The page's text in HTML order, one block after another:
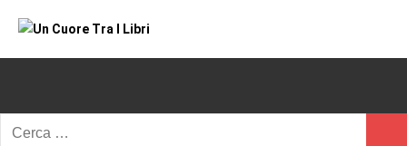
Un
Tra
romance
e